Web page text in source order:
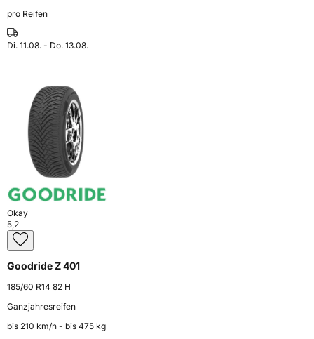
pro Reifen
Di. 11.08. - Do. 13.08.
Okay
5,2
Goodride Z 401
185/60 R14 82 H
Ganzjahresreifen
bis 210 km⁠/⁠h - bis 475 kg